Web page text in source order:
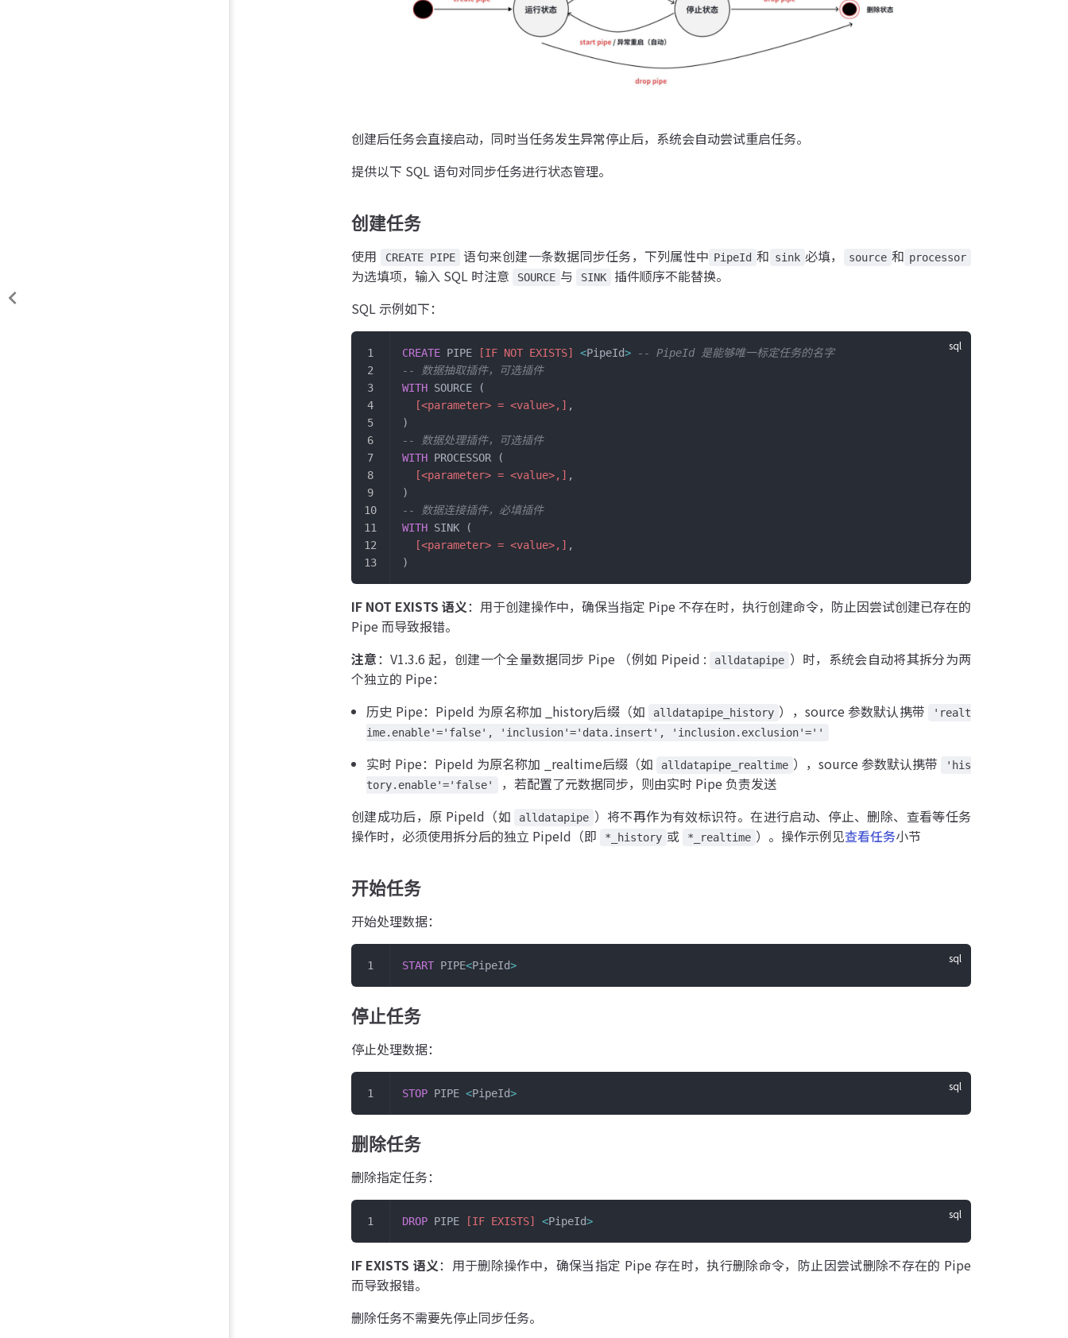
创建后任务会直接启动，同时当任务发生异常停止后，系统会自动尝试重启任务。
提供以下 SQL 语句对同步任务进行状态管理。
创建任务
使用 CREATE PIPE 语句来创建一条数据同步任务，下列属性中 PipeId 和 sink 必填， source 和 processor
为选填项，输入 SQL 时注意 SOURCE 与 SINK
插件顺序不能替换。
SQL 示例如下：
CREATE PIPE [IF NOT EXISTS] <PipeId> -- PipeId 是能够唯一标定任务的名字
-- 数据抽取插件，可选插件
WITH SOURCE (
  [<parameter> = <value>,]
,
)
-- 数据处理插件，可选插件
WITH PROCESSOR (
  [<parameter> = <value>,]
,
)
-- 数据连接插件，必填插件
WITH SINK (
  [<parameter> = <value>,]
,
)
IF NOT EXISTS 语义：用于创建操作中，确保当指定 Pipe 不存在时，执行创建命令，防止因尝试创建已存在的
Pipe 而导致报错。
注意：V1.3.6 起，创建一个全量数据同步 Pipe （例如 Pipeid : alldatapipe ）时，系统会自动将其拆分为两
个独立的 Pipe：
历史 Pipe：PipeId 为原名称加 _history后缀（如
alldatapipe_history ），source 参数默认携带
'realt
ime.enable'='false', 'inclusion'='data.insert', 'inclusion.exclusion'=''
实时 Pipe：PipeId 为原名称加 _realtime后缀（如 alldatapipe_realtime ），source 参数默认携带
'his
tory.enable'='false'
，若配置了元数据同步，则由实时 Pipe 负责发送
创建成功后，原 PipeId（如
alldatapipe ）将不再作为有效标识符。在进行启动、停止、删除、查看等任务
操作时，必须使用拆分后的独立 PipeId（即
*_history 或 *_realtime ）。操作示例见查看任务小节
开始任务
开始处理数据：
START PIPE<PipeId>
停止任务
停止处理数据：
STOP PIPE <PipeId>
删除任务
删除指定任务：
DROP PIPE [IF EXISTS] <PipeId>
IF EXISTS 语义：用于删除操作中，确保当指定 Pipe 存在时，执行删除命令，防止因尝试删除不存在的 Pipe
而导致报错。
删除任务不需要先停止同步任务。